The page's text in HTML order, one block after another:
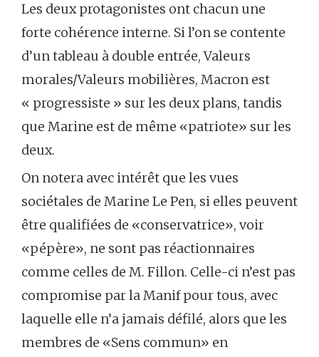
Les deux protagonistes ont chacun une
forte cohérence interne. Si l’on se contente
d’un tableau à double entrée, Valeurs
morales/Valeurs mobilières, Macron est
« progressiste » sur les deux plans, tandis
que Marine est de même «patriote» sur les
deux.
On notera avec intérêt que les vues
sociétales de Marine Le Pen, si elles peuvent
être qualifiées de «conservatrice», voir
«pépère», ne sont pas réactionnaires
comme celles de M. Fillon. Celle-ci n’est pas
compromise par la Manif pour tous, avec
laquelle elle n’a jamais défilé, alors que les
membres de «Sens commun» en